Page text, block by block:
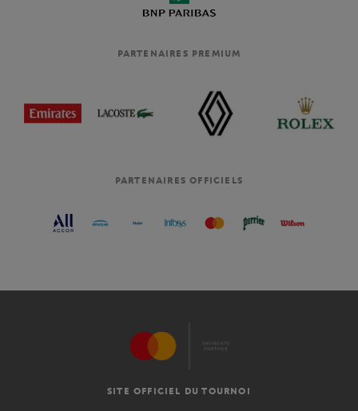
PARTENAIRES PREMIUM
PARTENAIRES OFFICIELS
SITE OFFICIEL DU TOURNOI